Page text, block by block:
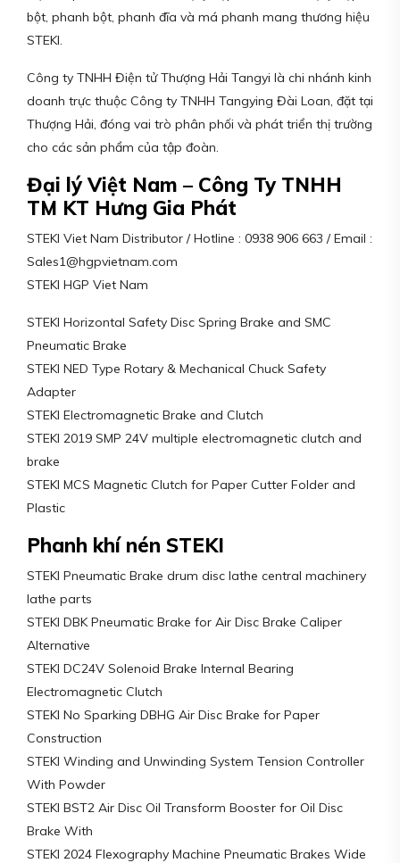
bột, phanh bột, phanh đĩa và má phanh mang thương hiệu
STEKI.
Công ty TNHH Điện tử Thượng Hải Tangyi là chi nhánh kinh
doanh trực thuộc Công ty TNHH Tangying Đài Loan, đặt tại
Thượng Hải, đóng vai trò phân phối và phát triển thị trường
cho các sản phẩm của tập đoàn.
Đại lý Việt Nam – Công Ty TNHH
TM KT Hưng Gia Phát
STEKI Viet Nam Distributor / Hotline : 0938 906 663 / Email :
Sales1@hgpvietnam.com
STEKI HGP Viet Nam
STEKI Horizontal Safety Disc Spring Brake and SMC
Pneumatic Brake
STEKI NED Type Rotary & Mechanical Chuck Safety
Adapter
STEKI Electromagnetic Brake and Clutch
STEKI 2019 SMP 24V multiple electromagnetic clutch and
brake
STEKI MCS Magnetic Clutch for Paper Cutter Folder and
Plastic
Phanh khí nén STEKI
STEKI Pneumatic Brake drum disc lathe central machinery
lathe parts
STEKI DBK Pneumatic Brake for Air Disc Brake Caliper
Alternative
STEKI DC24V Solenoid Brake Internal Bearing
Electromagnetic Clutch
STEKI No Sparking DBHG Air Disc Brake for Paper
Construction
STEKI Winding and Unwinding System Tension Controller
With Powder
STEKI BST2 Air Disc Oil Transform Booster for Oil Disc
Brake With
STEKI 2024 Flexography Machine Pneumatic Brakes Wide